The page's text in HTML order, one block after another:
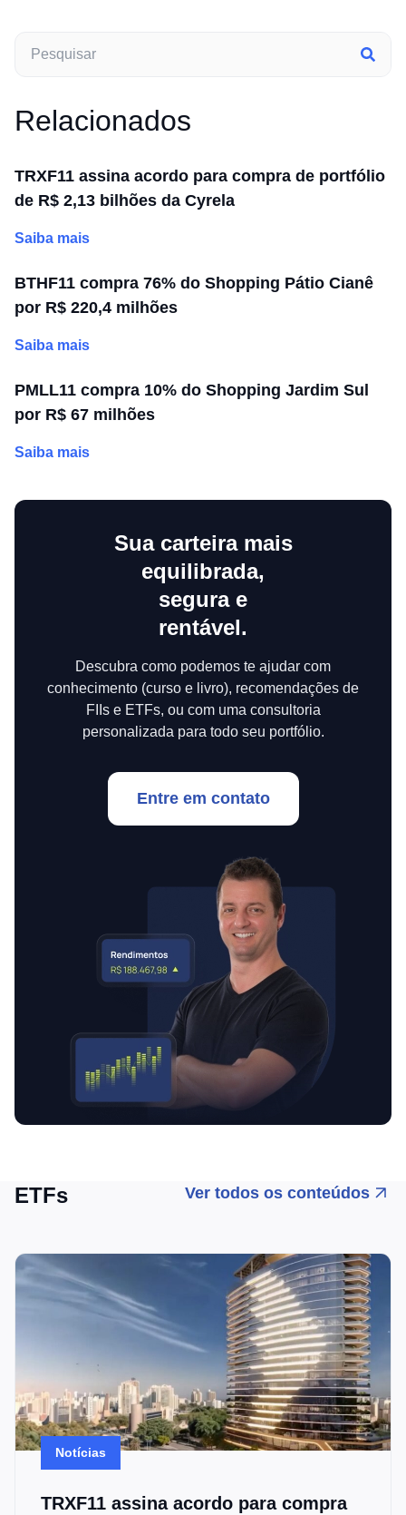
Relacionados
TRXF11 assina acordo para compra de portfólio
de R$ 2,13 bilhões da Cyrela
Saiba mais
BTHF11 compra 76% do Shopping Pátio Cianê
por R$ 220,4 milhões
Saiba mais
PMLL11 compra 10% do Shopping Jardim Sul
por R$ 67 milhões
Saiba mais
Sua carteira mais
equilibrada,
segura e
rentável.
Descubra como podemos te ajudar com
conhecimento (curso e livro), recomendações de
FIIs e ETFs, ou com uma consultoria
personalizada para todo seu portfólio.
Entre em contato
ETFs Ver todos os conteúdos
Notícias
TRXF11 assina acordo para compra